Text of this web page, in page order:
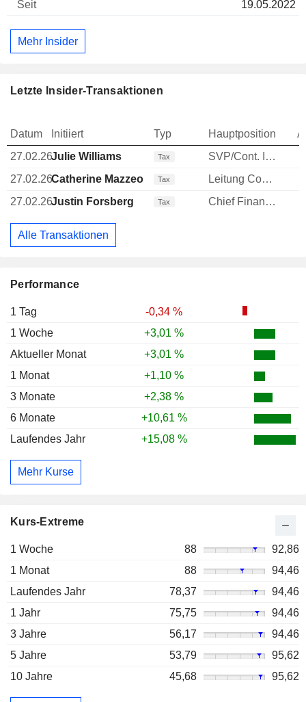
Performance
1 Tag
-0,34 %
1 Woche
+3,01 %
Aktueller Monat
+3,01 %
1 Monat
+1,10 %
3 Monate
+2,38 %
6 Monate
+10,61 %
Laufendes Jahr
+15,08 %
Mehr Kurse
Kurs-Extreme
1 Woche 88
92,86
1 Monat
88
94,46
Laufendes Jahr
78,37
94,46
1 Jahr
75,75
94,46
3 Jahre
56,17
94,46
5 Jahre
53,79
95,62
10 Jahre
45,68 95,62
19.05.2022
Mehr Insider
Letzte Insider-Transaktionen
Datum Initiiert Typ Hauptposition
27.02.26Julie Williams Tax SVP/Cont. Improvement and Opt.
27.02.26Catherine Mazzeo Tax
Leitung Compliance
27.02.26Justin Forsberg Tax Chief Financial Officer (CFO)
Alle Transaktionen